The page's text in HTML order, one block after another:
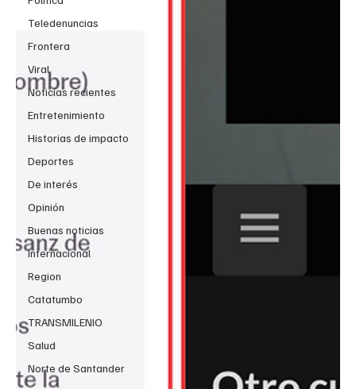
Teledenuncias
Frontera
Viral
Noticias recientes
Entretenimiento
Historias de impacto
Deportes
De interés
Opinión
Buenas noticias
Internacional
Region
Catatumbo
TRANSMILENIO
Salud
Norte de Santander